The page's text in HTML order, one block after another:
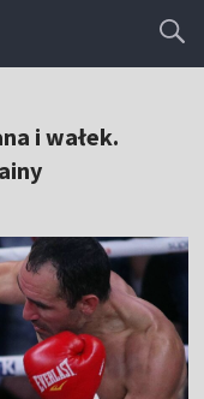
i wałek.